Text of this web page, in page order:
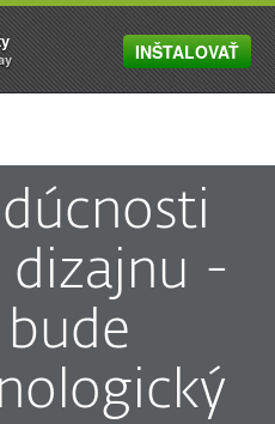
MENU
dizajnu -
INŠTALOVAŤ